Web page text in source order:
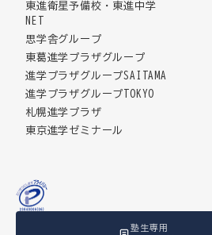
東進衛星予備校・東進中学
NET
思学舎グループ
東葛進学プラザグループ
進学プラザグループSAITAMA
進学プラザグループTOKYO
札幌進学プラザ
東京進学ゼミナール
塾生専用